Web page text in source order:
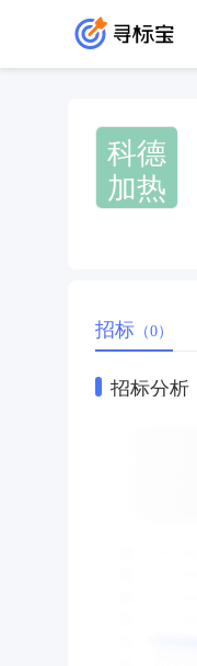
科德
加热
招标 （0）
招标分析